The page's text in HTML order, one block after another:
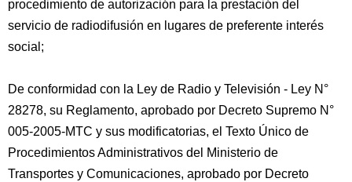
procedimiento de autorización para la prestación del
servicio de radiodifusión en lugares de preferente interés
social;
De conformidad con la Ley de Radio y Televisión - Ley N°
28278, su Reglamento, aprobado por Decreto Supremo N°
005-2005-MTC y sus modificatorias, el Texto Único de
Procedimientos Administrativos del Ministerio de
Transportes y Comunicaciones, aprobado por Decreto